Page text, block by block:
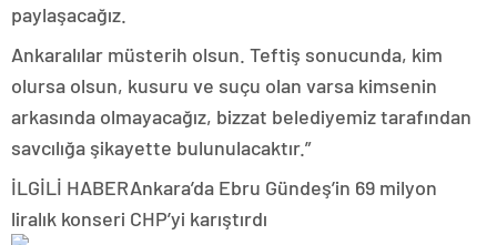
paylaşacağız.
Ankaralılar müsterih olsun. Teftiş sonucunda, kim
olursa olsun, kusuru ve suçu olan varsa kimsenin
arkasında olmayacağız, bizzat belediyemiz tarafından
savcılığa şikayette bulunulacaktır.”
İLGİLİ HABERAnkara’da Ebru Gündeş’in 69 milyon
liralık konseri CHP’yi karıştırdı